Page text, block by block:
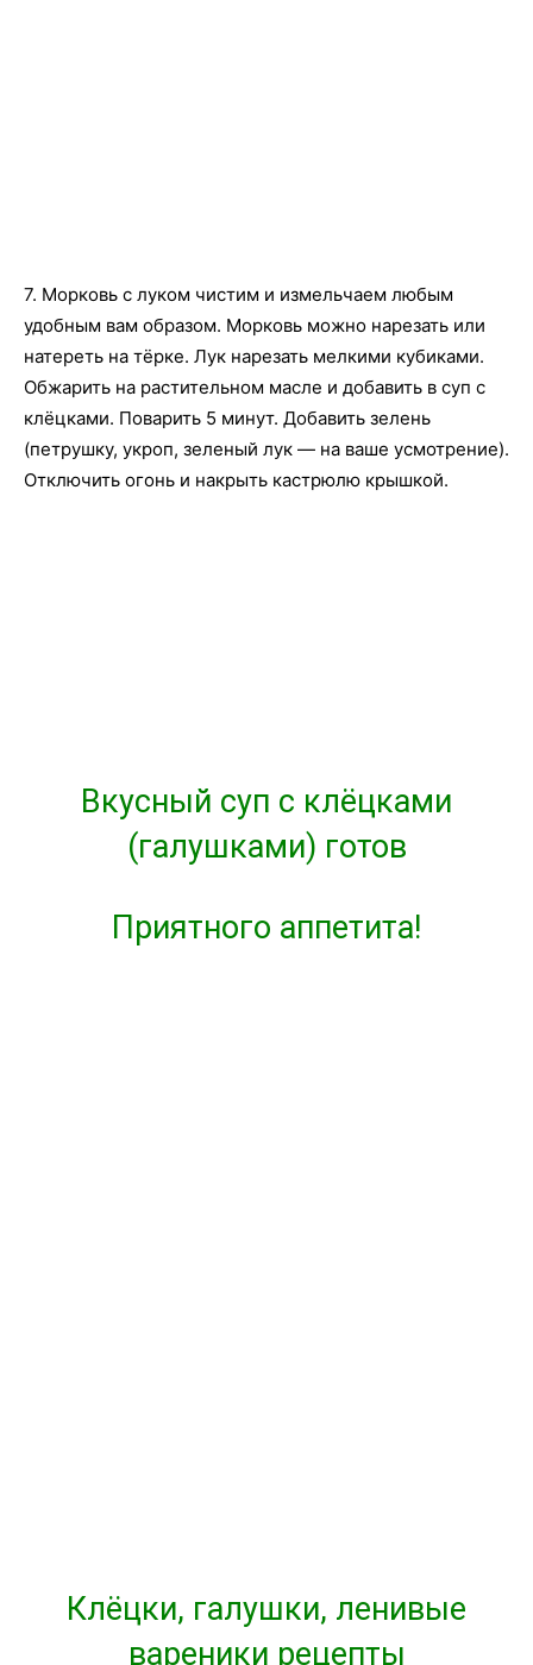
7. Морковь с луком чистим и измельчаем любым
удобным вам образом. Морковь можно нарезать или
натереть на тёрке. Лук нарезать мелкими кубиками.
Обжарить на растительном масле и добавить в суп с
клёцками. Поварить 5 минут. Добавить зелень
(петрушку, укроп, зеленый лук — на ваше усмотрение).
Отключить огонь и накрыть кастрюлю крышкой.
Вкусный суп с клёцками
(галушками) готов
Приятного аппетита!
Клёцки, галушки, ленивые
вареники рецепты